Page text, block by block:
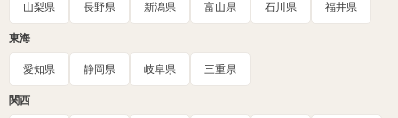
山梨県 長野県 新潟県 富山県 石川県 福井県
東海
愛知県 静岡県 岐阜県 三重県
関西